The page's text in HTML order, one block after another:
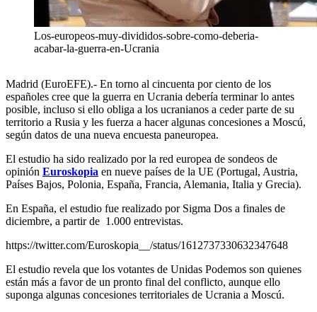
Los-europeos-muy-divididos-sobre-como-deberia-
acabar-la-guerra-en-Ucrania
Madrid (EuroEFE).- En torno al cincuenta por ciento de los
españoles cree que la guerra en Ucrania debería terminar lo antes
posible, incluso si ello obliga a los ucranianos a ceder parte de su
territorio a Rusia y les fuerza a hacer algunas concesiones a Moscú,
según datos de una nueva encuesta paneuropea.
El estudio ha sido realizado por la red europea de sondeos de
opinión Euroskopia en nueve países de la UE (Portugal, Austria,
Países Bajos, Polonia, España, Francia, Alemania, Italia y Grecia).
En España, el estudio fue realizado por Sigma Dos a finales de
diciembre, a partir de 1.000 entrevistas.
https://twitter.com/Euroskopia__/status/1612737330632347648
El estudio revela que los votantes de Unidas Podemos son quienes
están más a favor de un pronto final del conflicto, aunque ello
suponga algunas concesiones territoriales de Ucrania a Moscú.